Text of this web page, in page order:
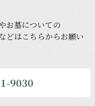
お墓についての
どはこちらからお願い
9030